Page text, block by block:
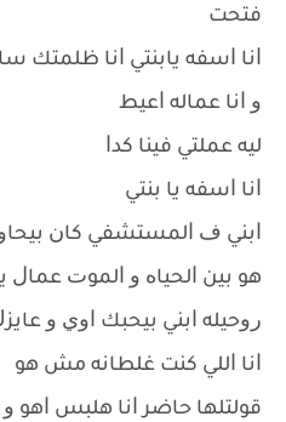
ﻓﺘﺤﺖ
ﺍﻧﺎ ﺍﺳﻔﻪ ﻳﺎﺑﻨﺘﻲ ﺍﻧﺎ ﻇﻠﻤﺘﻚ
ﻭ ﺍﻧﺎ ﻋﻤﺎﻟﻪ ﺍﻋﻴﻂ
ﻟﻴﻪ ﻋﻤﻠﺘﻲ ﻓﻴﻨﺎ ﻛﺪﺍ
ﺍﻧﺎ ﺍﺳﻔﻪ ﻳﺎ ﺑﻨﺘﻲ
ﺍﺑﻨﻲ ﻑ ﺍﻟﻤﺴﺘﺸﻔﻲ ﻛﺎﻥ
ﻫﻮ ﺑﻴﻦ ﺍﻟﺤﻴﺎﻩ ﻭ ﺍﻟﻤﻮﺕ
ﺭﻭﺣﻴﻠﻪ ﺍﺑﻨﻲ ﺑﻴﺤﺒﻚ ﺍﻭﻱ ﻭ
ﺍﻧﺎ ﺍﻟﻠﻲ ﻛﻨﺖ ﻏﻠﻄﺎﻧﻪ ﻣﺶ ﻫﻮ
ﻗﻮﻟﺘﻠﻬﺎ ﺣﺎﺿﺮ ﺍﻧﺎ ﻫﻠﺒﺲ ﺍﻫﻮ